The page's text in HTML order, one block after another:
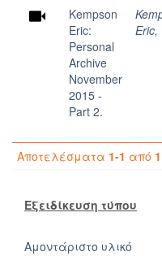
Kempson
Eric:
Personal
Archive
November
2015 -
Part 2.
Eric,
Αποτελέσματα 1-1 από 1
Εξειδίκευση τύπου
Αμοντάριστο υλικό